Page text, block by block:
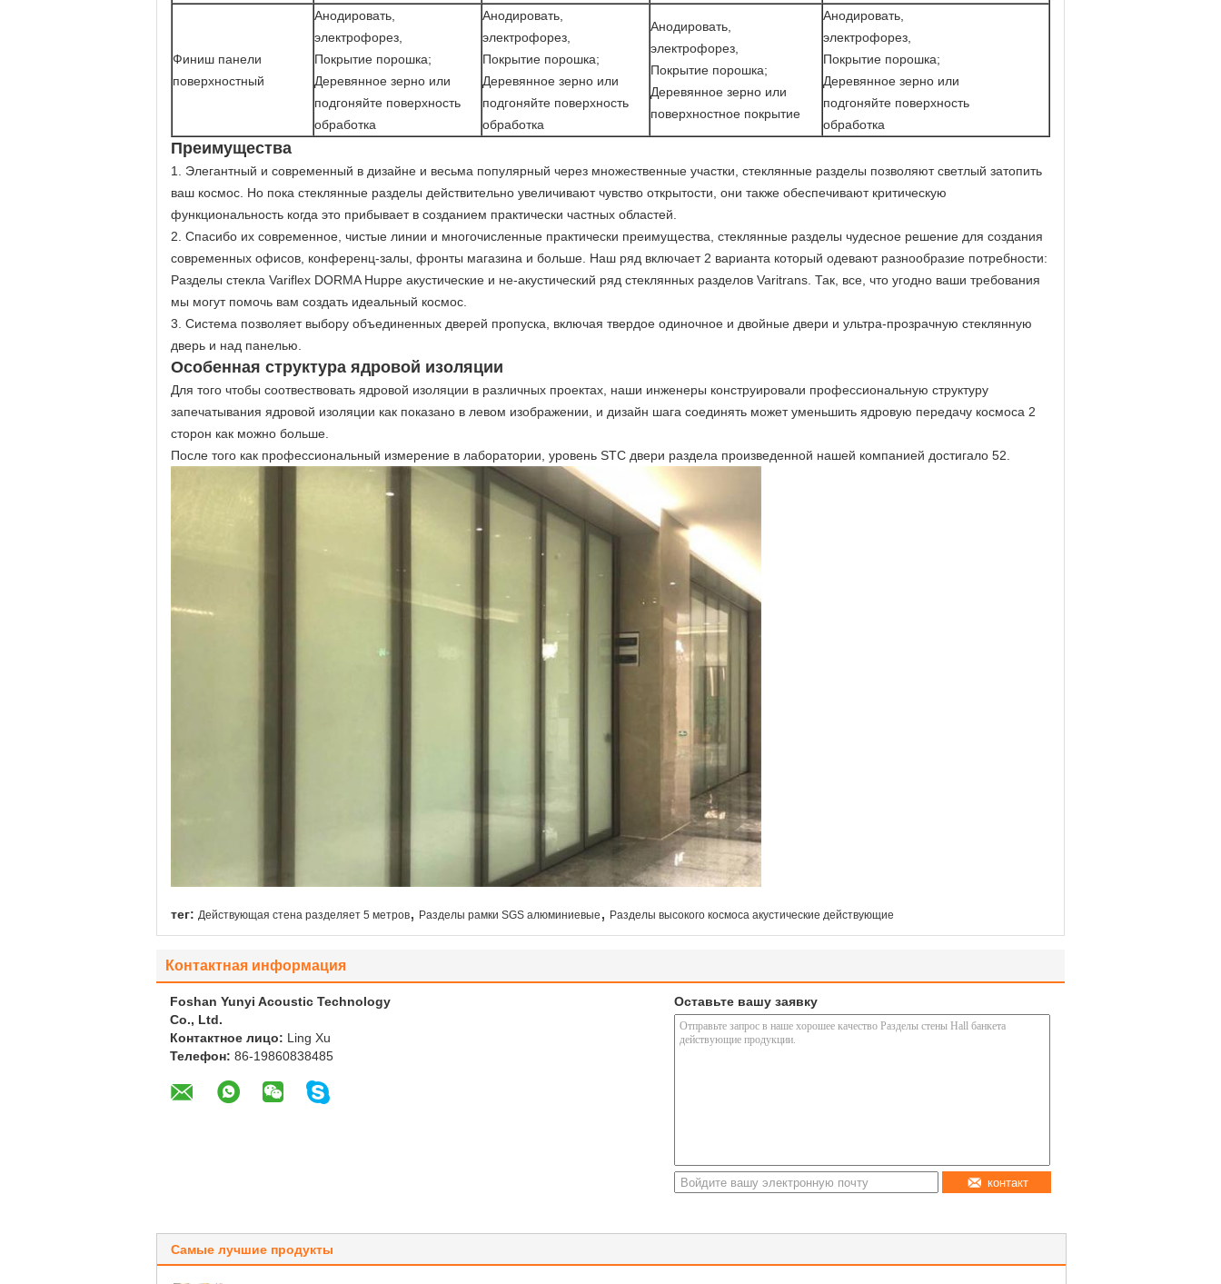
Финиш панели
поверхностный
Анодировать,
электрофорез,
Покрытие порошка;
Деревянное зерно или
подгоняйте поверхность
обработка
Анодировать,
электрофорез,
Покрытие порошка;
Деревянное зерно или
подгоняйте поверхность
обработка
Анодировать,
электрофорез,
Покрытие порошка;
Деревянное зерно или
поверхностное покрытие
Анодировать,
электрофорез,
Покрытие порошка;
Деревянное зерно или
подгоняйте поверхность
обработка
Преимущества
1. Элегантный и современный в дизайне и весьма популярный через множественные участки, стеклянные разделы позволяют светлый затопить
ваш космос. Но пока стеклянные разделы действительно увеличивают чувство открытости, они также обеспечивают критическую
функциональность когда это прибывает в созданием практически частных областей.
2. Спасибо их современное, чистые линии и многочисленные практически преимущества, стеклянные разделы чудесное решение для создания
современных офисов, конференц-залы, фронты магазина и больше. Наш ряд включает 2 варианта который одевают разнообразие потребности:
Разделы стекла Variflex DORMA Huppe акустические и не-акустический ряд стеклянных разделов Varitrans. Так, все, что угодно ваши требования
мы могут помочь вам создать идеальный космос.
3. Система позволяет выбору объединенных дверей пропуска, включая твердое одиночное и двойные двери и ультра-прозрачную стеклянную
дверь и над панелью.
Особенная структура ядровой изоляции
Для того чтобы соотвествовать ядровой изоляции в различных проектах, наши инженеры конструировали профессиональную структуру
запечатывания ядровой изоляции как показано в левом изображении, и дизайн шага соединять может уменьшить ядровую передачу космоса 2
сторон как можно больше.
После того как профессиональный измерение в лаборатории, уровень STC двери раздела произведенной нашей компанией достигало 52.
тег: Действующая стена разделяет 5 метров, Разделы рамки SGS алюминиевые , Разделы высокого космоса акустические действующие
Контактная информация
Foshan Yunyi Acoustic Technology
Co., Ltd.
Контактное лицо: Ling Xu
Телефон: 86-19860838485
Оставьте вашу заявку
контакт
Самые лучшие продукты